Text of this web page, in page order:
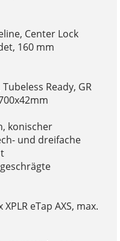
Center Lock
160 mm
Ready, GR
konischer
und dreifache
eTap AXS, max.